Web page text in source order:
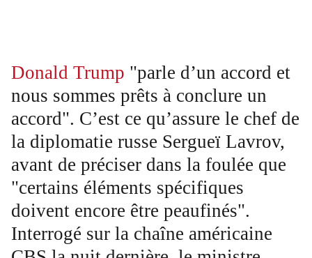
Donald Trump "parle d’un accord et
nous sommes prêts à conclure un
accord". C’est ce qu’assure le chef de
la diplomatie russe Sergueï Lavrov,
avant de préciser dans la foulée que
"certains éléments spécifiques
doivent encore être peaufinés".
Interrogé sur la chaîne américaine